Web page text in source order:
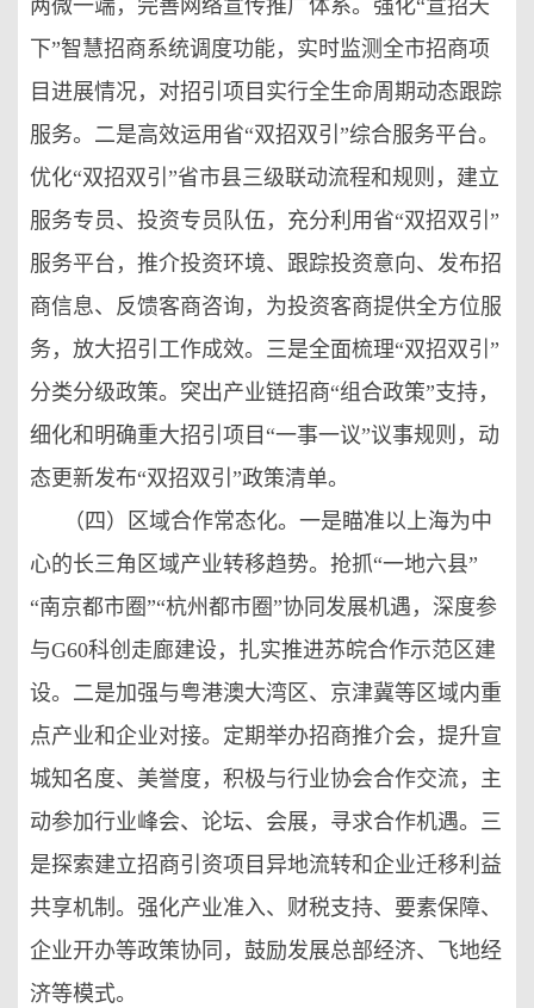
两微一端，完善网络宣传推广体系。强化“宣招天
下”智慧招商系统调度功能，实时监测全市招商项
目进展情况，对招引项目实行全生命周期动态跟踪
服务。二是高效运用省“双招双引”综合服务平台。
优化“双招双引”省市县三级联动流程和规则，建立
服务专员、投资专员队伍，充分利用省“双招双引”
服务平台，推介投资环境、跟踪投资意向、发布招
商信息、反馈客商咨询，为投资客商提供全方位服
务，放大招引工作成效。三是全面梳理“双招双引”
分类分级政策。突出产业链招商“组合政策”支持，
细化和明确重大招引项目“一事一议”议事规则，动
态更新发布“双招双引”政策清单。
（四）区域合作常态化。一是瞄准以上海为中
心的长三角区域产业转移趋势。抢抓“一地六县”
“南京都市圈”“杭州都市圈”协同发展机遇，深度参
与G60科创走廊建设，扎实推进苏皖合作示范区建
设。二是加强与粤港澳大湾区、京津冀等区域内重
点产业和企业对接。定期举办招商推介会，提升宣
城知名度、美誉度，积极与行业协会合作交流，主
动参加行业峰会、论坛、会展，寻求合作机遇。三
是探索建立招商引资项目异地流转和企业迁移利益
共享机制。强化产业准入、财税支持、要素保障、
企业开办等政策协同，鼓励发展总部经济、飞地经
济等模式。